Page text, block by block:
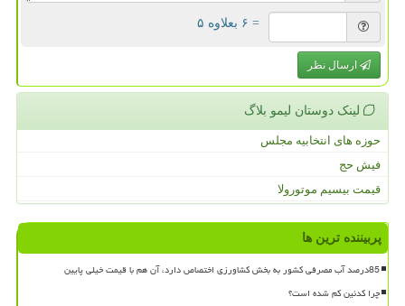
= ۶ بعلاوه ۵
ارسال نظر
لینک دوستان لیمو بلاگ
حوزه های انتخابیه مجلس
فیش حج
قیمت بیسیم موتورولا
پربیننده ترین ها
85درصد آب مصرفی کشور به بخش کشاورزی اختصاص دارد، آن هم با قیمت خیلی پایین
چرا کدئین کم شده است؟